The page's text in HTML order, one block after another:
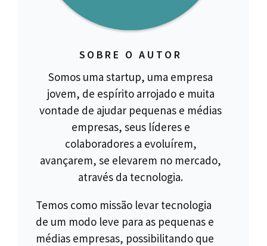
SOBRE O AUTOR
Somos uma startup, uma empresa
jovem, de espírito arrojado e muita
vontade de ajudar pequenas e médias
empresas, seus líderes e
colaboradores a evoluírem,
avançarem, se elevarem no mercado,
através da tecnologia.
Temos como missão levar tecnologia
de um modo leve para as pequenas e
médias empresas, possibilitando que